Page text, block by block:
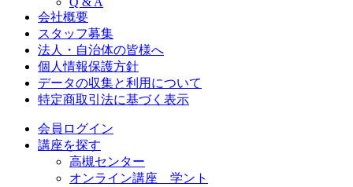
会社概要
スタッフ募集
法人・自治体の皆様へ
個人情報保護方針
データの収集と利用について
特定商取引法に基づく表示
会員ログイン
講座を探す
高槻センター
オンライン講座 学ント